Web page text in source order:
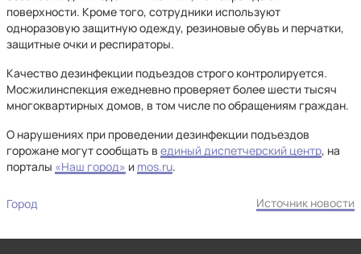
поверхности. Кроме того, сотрудники используют
одноразовую защитную одежду, резиновые обувь и перчатки,
защитные очки и респираторы.
Качество дезинфекции подъездов строго контролируется.
Мосжилинспекция ежедневно проверяет более шести тысяч
многоквартирных домов, в том числе по обращениям граждан.
О нарушениях при проведении дезинфекции подъездов
горожане могут сообщать в единый диспетчерский центр, на
порталы «Наш город» и mos.ru.
Город Источник новости